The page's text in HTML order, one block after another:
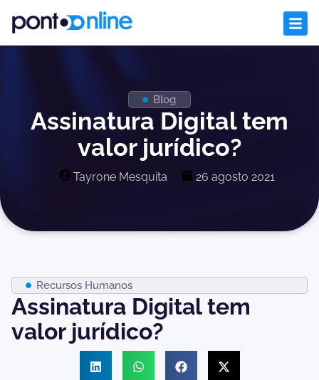
Blog
Assinatura Digital tem
valor jurídico?
Tayrone Mesquita 26 agosto 2021
Recursos Humanos
Assinatura Digital tem
valor jurídico?